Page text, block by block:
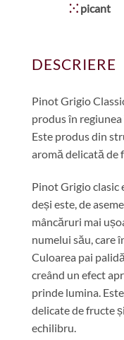
⁙ picant
DESCRIERE
Pinot Grigio
produs în
Este produs din
aromă delicată de
Pinot Grigio clasic
deși este, de
mâncăruri mai
numelui său, care
Culoarea pai
creând un efect
prinde lumina.
delicate de fructe
echilibru.